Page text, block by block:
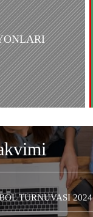
TURNUVASI 2024